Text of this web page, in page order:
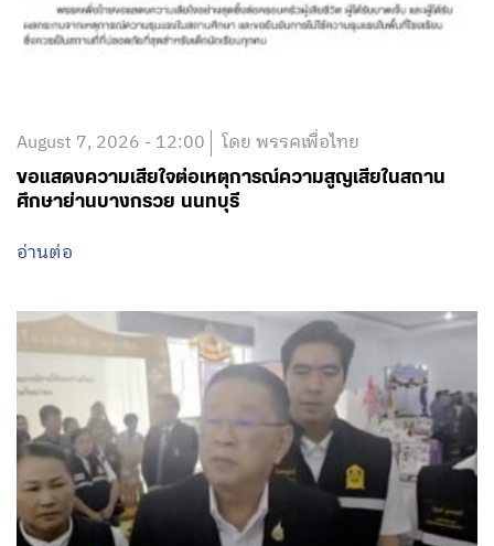
August 7, 2026 - 12:00 โดย พรรคเพื่อไทย
ขอแสดงความเสียใจต่อเหตุการณ์ความสูญเสียในสถาน
ศึกษาย่านบางกรวย นนทบุรี
อ่านต่อ